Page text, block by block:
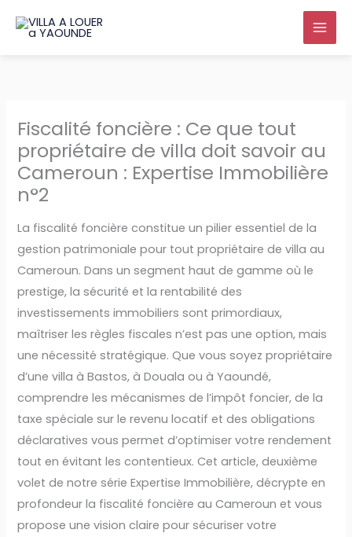
Fiscalité foncière : Ce que tout
propriétaire de villa doit savoir au
Cameroun : Expertise Immobilière
n°2
La fiscalité foncière constitue un pilier essentiel de la
gestion patrimoniale pour tout propriétaire de villa au
Cameroun. Dans un segment haut de gamme où le
prestige, la sécurité et la rentabilité des
investissements immobiliers sont primordiaux,
maîtriser les règles fiscales n’est pas une option, mais
une nécessité stratégique. Que vous soyez propriétaire
d’une villa à Bastos, à Douala ou à Yaoundé,
comprendre les mécanismes de l’impôt foncier, de la
taxe spéciale sur le revenu locatif et des obligations
déclaratives vous permet d’optimiser votre rendement
tout en évitant les contentieux. Cet article, deuxième
volet de notre série Expertise Immobilière, décrypte en
profondeur la fiscalité foncière au Cameroun et vous
propose une vision claire pour sécuriser votre